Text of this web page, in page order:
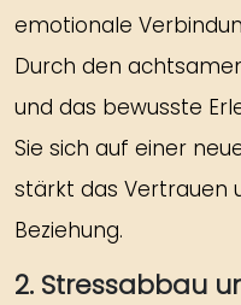
emotionale
Durch den
und das bewusste
Sie sich auf einer
stärkt das Vertrauen
Beziehung.
2. Stressabbau